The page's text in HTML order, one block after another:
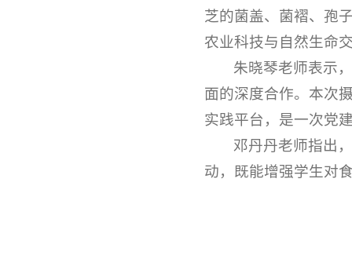
芝的菌盖、菌褶、孢
农业科技与自然生命
朱晓琴老师表示
面的深度合作。本次
实践平台，是一次党
邓丹丹老师指出
动，既能增强学生对